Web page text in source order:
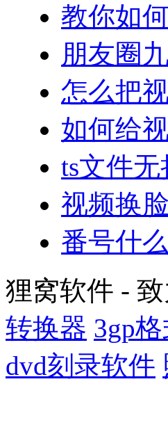
教你如
朋友圈
怎么把
如何给
ts文件
视频换
番号什
狸窝软件 -
转换器 3gp
dvd刻录软件